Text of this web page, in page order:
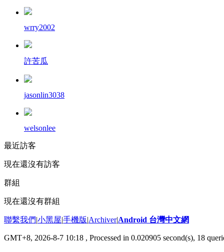
wrry2002
許苦瓜
jasonlin3038
welsonlee
最近訪客
現在還沒有訪客
群組
現在還沒有群組
聯繫我們|小黑屋|手機版|Archiver|Android 台灣中文網
GMT+8, 2026-8-7 10:18 , Processed in 0.020905 second(s), 18